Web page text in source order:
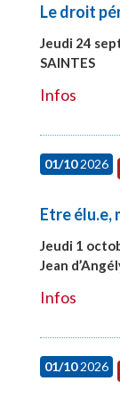
Le droit
Jeudi 24
SAINTES
Infos
01/102026
Etre élu.e,
Jeudi 1
Jean
Infos
01/102026